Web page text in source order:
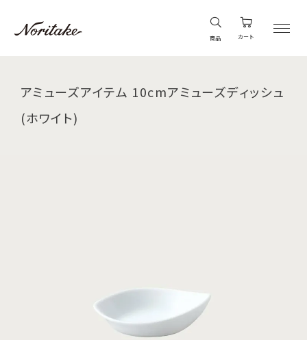
商品 カート
アミューズアイテム 10cmアミューズディッシュ
(ホワイト)